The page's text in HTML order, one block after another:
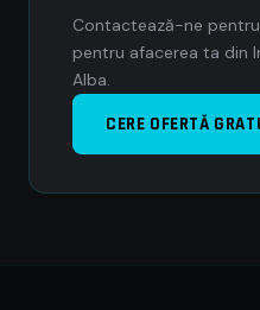
Contactează-ne
pentru afacerea ta din
Alba.
CERE OFERTĂ